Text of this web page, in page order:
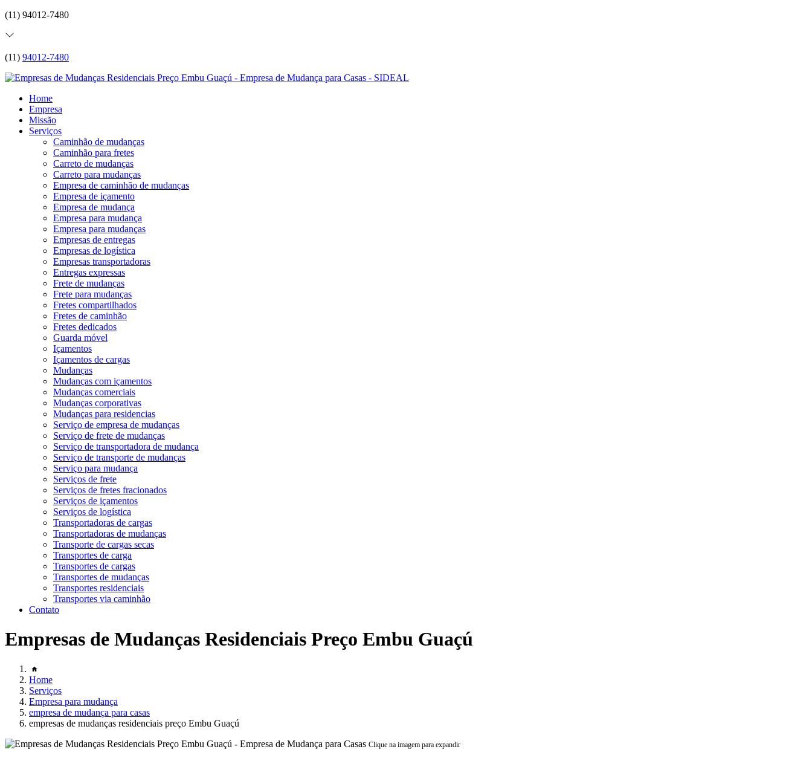
(11) 94012-7480
(11) 94012-7480
Home
Empresa
Missão
Serviços
Caminhão de mudanças
Caminhão para fretes
Carreto de mudanças
Carreto para mudanças
Empresa de caminhão de mudanças
Empresa de içamento
Empresa de mudança
Empresa para mudança
Empresa para mudanças
Empresas de entregas
Empresas de logística
Empresas transportadoras
Entregas expressas
Frete de mudanças
Frete para mudanças
Fretes compartilhados
Fretes de caminhão
Fretes dedicados
Guarda móvel
Içamentos
Içamentos de cargas
Mudanças
Mudanças com içamentos
Mudanças comerciais
Mudanças corporativas
Mudanças para residencias
Serviço de empresa de mudanças
Serviço de frete de mudanças
Serviço de transportadora de mudança
Serviço de transporte de mudanças
Serviço para mudança
Serviços de frete
Serviços de fretes fracionados
Serviços de içamentos
Serviços de logística
Transportadoras de cargas
Transportadoras de mudanças
Transporte de cargas secas
Transportes de carga
Transportes de cargas
Transportes de mudanças
Transportes residenciais
Transportes via caminhão
Contato
Empresas de Mudanças Residenciais Preço Embu Guaçú
Home
Serviços
Empresa para mudança
empresa de mudança para casas
empresas de mudanças residenciais preço Embu Guaçú
Clique na imagem para expandir